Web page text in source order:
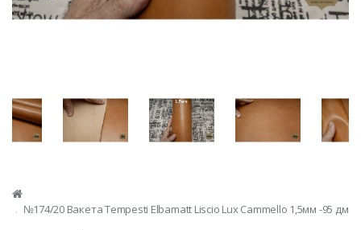
№174/20 Вакета Tempesti Elbamatt Liscio Lux Cammello 1,5мм -95 дм